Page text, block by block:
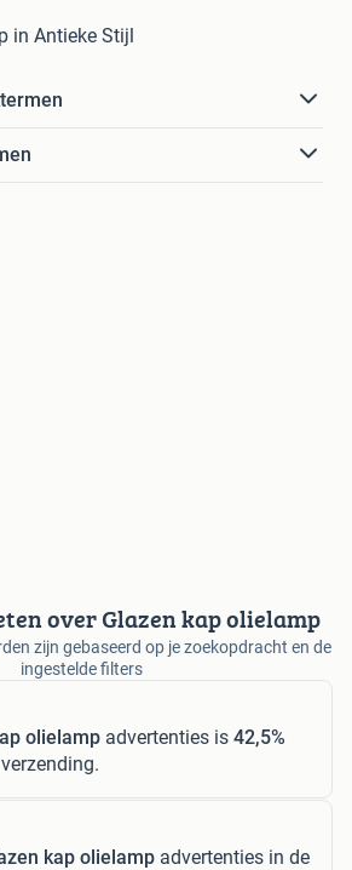
in Antieke Stijl
over Glazen kap olielamp
zijn gebaseerd op je zoekopdracht en de
ingestelde filters
olielamp advertenties is 42,5%
kap olielamp advertenties in de